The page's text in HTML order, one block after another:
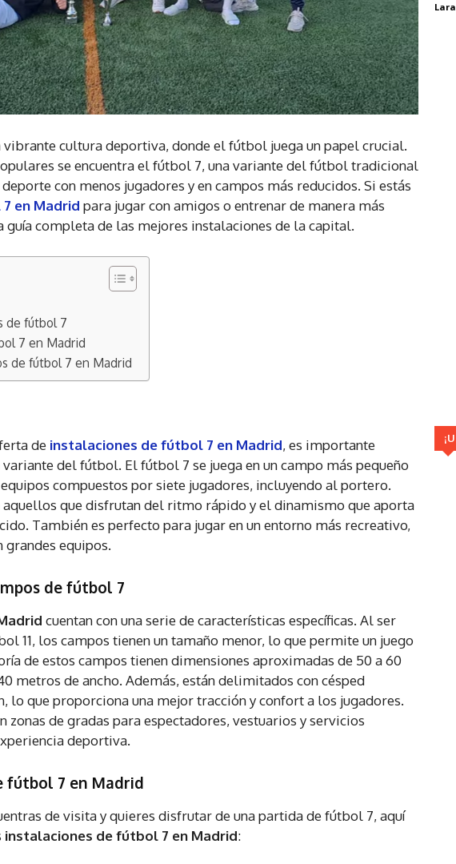
vibrante cultura deportiva, donde el fútbol juega un papel crucial.
se encuentra el fútbol 7, una variante del fútbol tradicional
con menos jugadores y en campos más reducidos. Si estás
en Madrid para jugar con amigos o entrenar de manera más
guía completa de las mejores instalaciones de la capital.
de fútbol 7
7 en Madrid
de fútbol 7 en Madrid
de instalaciones de fútbol 7 en Madrid, es importante
del fútbol. El fútbol 7 se juega en un campo más pequeño
compuestos por siete jugadores, incluyendo al portero.
que disfrutan del ritmo rápido y el dinamismo que aporta
También es perfecto para jugar en un entorno más recreativo,
grandes equipos.
de fútbol 7
cuentan con una serie de características específicas. Al ser
11, los campos tienen un tamaño menor, lo que permite un juego
de estos campos tienen dimensiones aproximadas de 50 a 60
metros de ancho. Además, están delimitados con césped
lo que proporciona una mejor tracción y confort a los jugadores.
zonas de gradas para espectadores, vestuarios y servicios
deportiva.
fútbol 7 en Madrid
de visita y quieres disfrutar de una partida de fútbol 7, aquí
instalaciones de fútbol 7 en Madrid:
Lara